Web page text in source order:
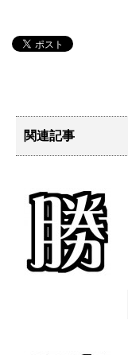
関連記事